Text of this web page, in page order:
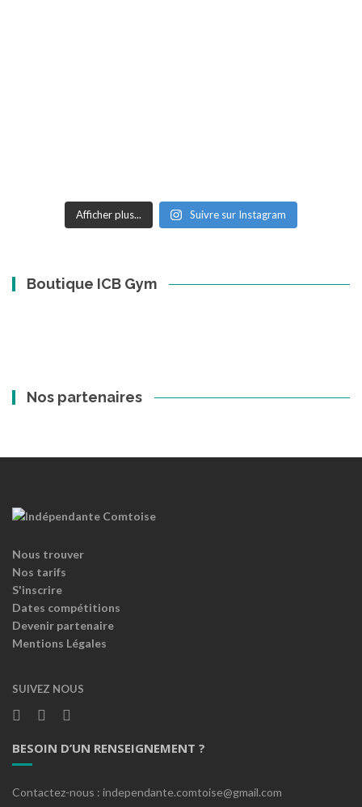
Afficher plus... Suivre sur Instagram
Boutique ICB Gym
Nos partenaires
Nous trouver
Nos tarifs
S'inscrire
Dates compétitions
Devenir partenaire
Mentions Légales
SUIVEZ NOUS
BESOIN D’UN RENSEIGNEMENT ?
Contactez-nous : independante.comtoise@gmail.com